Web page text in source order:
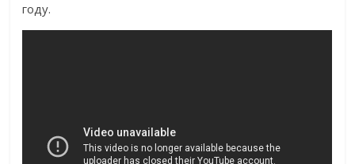
году.